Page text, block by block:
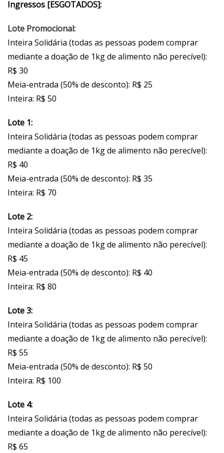
Ingressos [ESGOTADOS]:
Lote Promocional:
Inteira Solidária (todas as pessoas podem comprar
mediante a doação de 1kg de alimento não perecível):
R$ 30
Meia-entrada (50% de desconto): R$ 25
Inteira: R$ 50
Lote 1:
Inteira Solidária (todas as pessoas podem comprar
mediante a doação de 1kg de alimento não perecível):
R$ 40
Meia-entrada (50% de desconto): R$ 35
Inteira: R$ 70
Lote 2:
Inteira Solidária (todas as pessoas podem comprar
mediante a doação de 1kg de alimento não perecível):
R$ 45
Meia-entrada (50% de desconto): R$ 40
Inteira: R$ 80
Lote 3:
Inteira Solidária (todas as pessoas podem comprar
mediante a doação de 1kg de alimento não perecível):
R$ 55
Meia-entrada (50% de desconto): R$ 50
Inteira: R$ 100
Lote 4:
Inteira Solidária (todas as pessoas podem comprar
mediante a doação de 1kg de alimento não perecível):
R$ 65